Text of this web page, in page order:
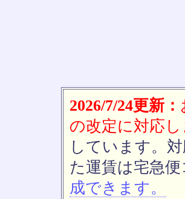
2026/7/24更新：
の改定に対応し
しています。
た運賃は宅急
成できます。